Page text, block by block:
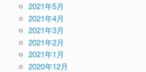
2021年5月
2021年4月
2021年3月
2021年2月
2021年1月
2020年12月